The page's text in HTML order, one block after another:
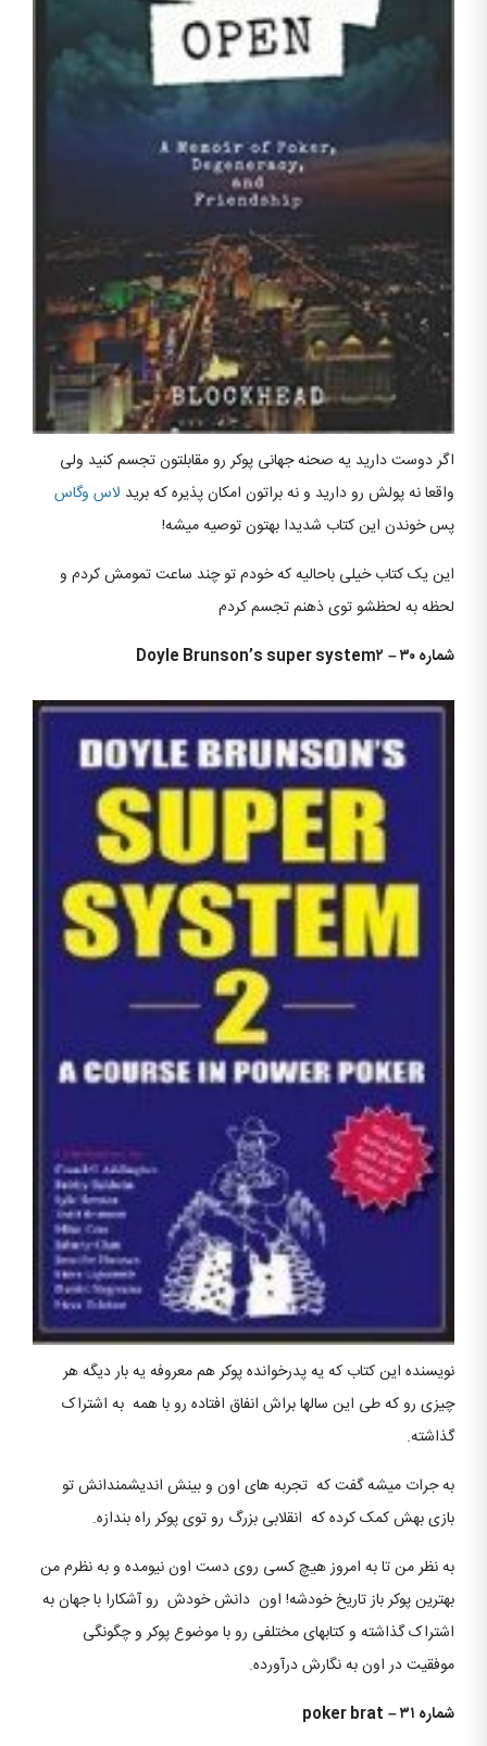
اگر دوست دارید یه صحنه جهانی پوکر رو مقابلتون تجسم کنید ولی
واقعا نه پولش رو دارید و نه براتون امکان پذیره که برید لاس وگاس
پس خوندن این کتاب شدیدا بهتون توصیه میشه!
این یک کتاب خیلی باحالیه که خودم تو چند ساعت تمومش کردم و
لحظه به لحظشو توی ذهنم تجسم کردم
شماره ۳۰
– Doyle Brunson’s super system۲
نویسنده این کتاب که یه پدرخوانده پوکر هم معروفه یه بار دیگه هر
چیزی رو که طی این سالها براش انفاق افتاده رو با همه به اشتراک
گذاشته.
به جرات میشه گفت که تجربه های اون و بینش اندیشمندانش تو
بازی بهش کمک کرده که انقلابی بزرگ رو توی پوکر راه بندازه.
به نظر من تا به امروز هیچ کسی روی دست اون نیومده و به نظرم من
بهترین پوکر باز تاریخ خودشه! اون دانش خودش رو آشکارا با جهان به
اشتراک گذاشته و کتابهای مختلفی رو با موضوع پوکر و چگونگی
موفقیت در اون به نگارش درآورده.
شماره ۳۱
–
poker brat